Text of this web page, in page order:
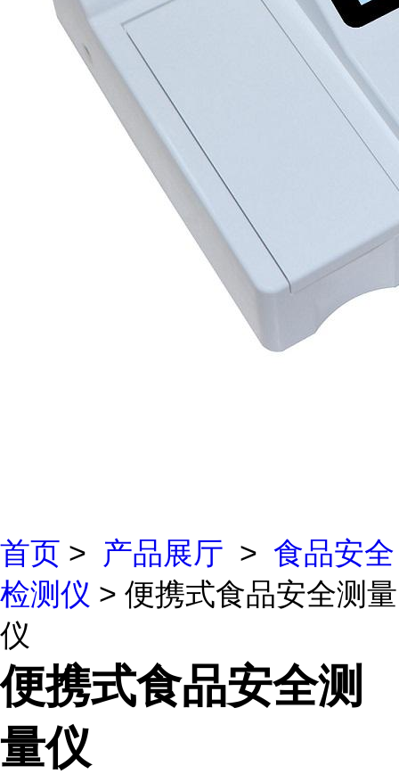
首页 > 产品展厅 > 食品安全
检测仪 > 便携式食品安全测量
仪
便携式食品安全测
量仪